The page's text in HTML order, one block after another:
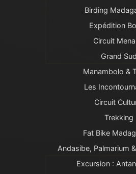
Birding
Expédition
Circuit
Grand Sud
Manambolo &
Les
Circuit
Trekking
Fat Bike
Andasibe, Palmarium
Excursion :